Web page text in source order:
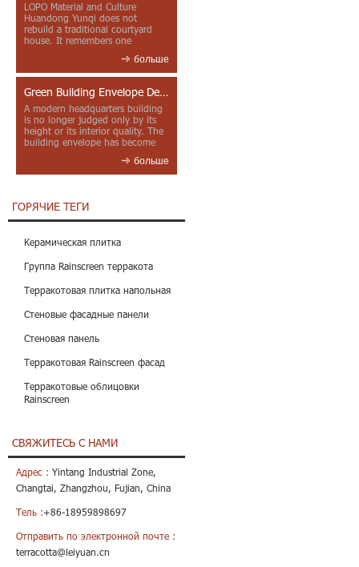
LOPO Material and Culture
Huandong Yunqi does not
rebuild a traditional courtyard
house. It remembers one
больше
Green Building Envelope Design: Clay Sunscreen Fins for Modern Headquarters Architecture
A modern headquarters building
is no longer judged only by its
height or its interior quality. The
building envelope has become
больше
ГОРЯЧИЕ ТЕГИ
Керамическая плитка
Группа Rainscreen терракота
Терракотовая плитка напольная
Стеновые фасадные панели
Стеновая панель
Терракотовая Rainscreen фасад
Терракотовые облицовки
Rainscreen
СВЯЖИТЕСЬ С НАМИ
Адрес : Yintang Industrial Zone,
Changtai, Zhangzhou, Fujian, China
Тель :+86-18959898697
Отправить по электронной почте :
terracotta@leiyuan.cn